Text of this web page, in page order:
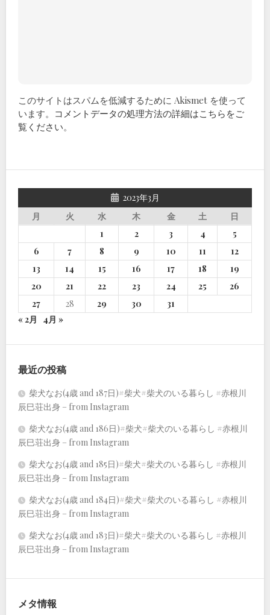
このサイトはスパムを低減するために Akismet を使って
います。 コメントデータの処理方法の詳細はこちらをご
覧ください。
2023年3月
月
火 水 木 金 土
日
1
2 3 4
5
6
7 8 9 10 11
12
13
14 15 16 17 18
19
20
21 22 23 24 25
26
27
28 29 30
31
« 2月
4月 »
最近の投稿
柴犬なお(4歳 and 187日)#柴犬#柴犬のいる暮らし #赤根川
辰巳荘出身 – from Instagram
柴犬なお(4歳 and 186日)#柴犬#柴犬のいる暮らし #赤根川
辰巳荘出身 – from Instagram
柴犬なお(4歳 and 185日)#柴犬#柴犬のいる暮らし #赤根川
辰巳荘出身 – from Instagram
柴犬なお(4歳 and 184日)#柴犬#柴犬のいる暮らし #赤根川
辰巳荘出身 – from Instagram
柴犬なお(4歳 and 183日)#柴犬#柴犬のいる暮らし #赤根川
辰巳荘出身 – from Instagram
メタ情報